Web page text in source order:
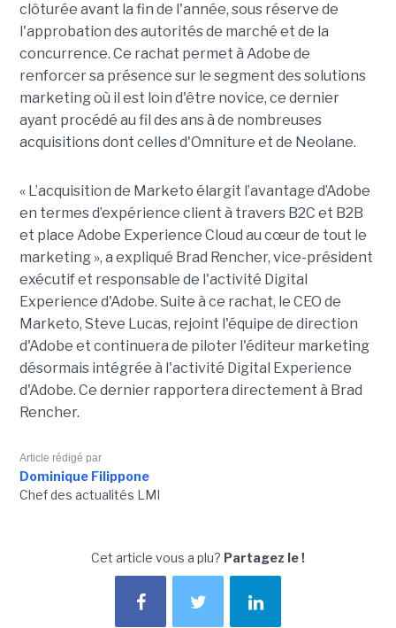
clôturée avant la fin de l'année, sous réserve de
l'approbation des autorités de marché et de la
concurrence. Ce rachat permet à Adobe de
renforcer sa présence sur le segment des solutions
marketing où il est loin d'être novice, ce dernier
ayant procédé au fil des ans à de nombreuses
acquisitions dont celles d'Omniture et de Neolane.
« L’acquisition de Marketo élargit l’avantage d’Adobe
en termes d’expérience client à travers B2C et B2B
et place Adobe Experience Cloud au cœur de tout le
marketing », a expliqué Brad Rencher, vice-président
exécutif et responsable de l'activité Digital
Experience d'Adobe. Suite à ce rachat, le CEO de
Marketo, Steve Lucas, rejoint l'équipe de direction
d'Adobe et continuera de piloter l'éditeur marketing
désormais intégrée à l'activité Digital Experience
d'Adobe. Ce dernier rapportera directement à Brad
Rencher.
Article rédigé par
Dominique Filippone
Chef des actualités LMI
Cet article vous a plu? Partagez le !